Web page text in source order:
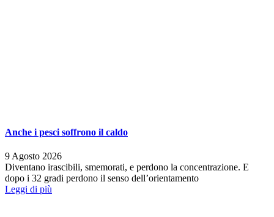
Anche i pesci soffrono il caldo
9 Agosto 2026
Diventano irascibili, smemorati, e perdono la concentrazione. E
dopo i 32 gradi perdono il senso dell’orientamento
Leggi di più